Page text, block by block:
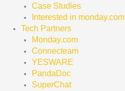
Case Studies
Interested in monday.com
Tech Partners
Monday.com
Connecteam
YESWARE
PandaDoc
SuperChat